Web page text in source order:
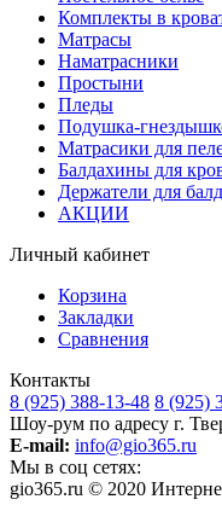
Комплекты в
Матрасы
Наматрасники
Простыни
Пледы
Подушка-
Матрасики для
Балдахины для
Держатели для
АКЦИИ
Личный кабинет
Корзина
Закладки
Сравнения
Контакты
8 (925) 388-13-48 8 (925)
Шоу-рум по адресу г.
E-mail: info@gio365.ru
Мы в соц сетях:
gio365.ru © 2020